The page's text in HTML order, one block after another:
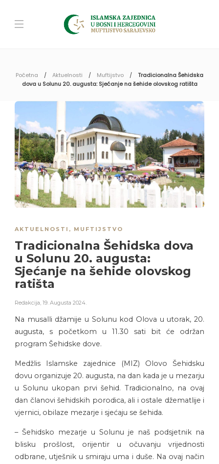
Početna Aktuelnosti Muftijstvo
Tradicionalna Šehidska
dova u Solunu 20. augusta: Sjećanje na šehide olovskog ratišta
AKTUELNOSTI , MUFTIJSTVO
Tradicionalna Šehidska dova
u Solunu 20. augusta:
Sjećanje na šehide olovskog
ratišta
Redakcija, 19. Augusta 2024.
Na musalli džamije u Solunu kod Olova u utorak, 20.
augusta, s početkom u 11.30 sati bit će održan
program Šehidske dove.
Medžlis Islamske zajednice (MIZ) Olovo Šehidsku
dovu organizuje 20. augusta, na dan kada je u mezarju
u Solunu ukopan prvi šehid. Tradicionalno, na ovaj
dan članovi šehidskih porodica, ali i ostale džematlije i
vjernici, obilaze mezarje i sjećaju se šehida.
– Šehidsko mezarje u Solunu je naš podsjetnik na
blisku prošlost, orijentir u očuvanju vrijednosti
odbrane, utješnik u smiraju uma i duše. Na ovaj način